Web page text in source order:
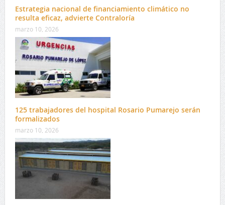
Estrategia nacional de financiamiento climático no
resulta eficaz, advierte Contraloría
marzo 10, 2026
125 trabajadores del hospital Rosario Pumarejo serán
formalizados
marzo 10, 2026